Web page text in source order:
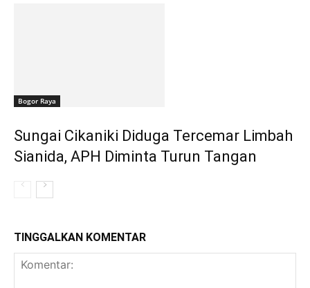
Bogor Raya
Sungai Cikaniki Diduga Tercemar Limbah
Sianida, APH Diminta Turun Tangan
TINGGALKAN KOMENTAR